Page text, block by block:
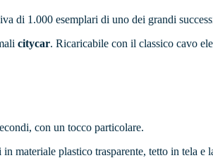
di 1.000 esemplari di uno dei grandi
citycar. Ricaricabile con il classico cavo
con un tocco particolare.
materiale plastico trasparente, tetto in tela